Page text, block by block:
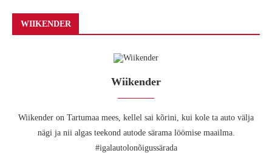
WIIKENDER
Wiikender
Wiikender on Tartumaa mees, kellel sai kõrini, kui kole ta auto välja
nägi ja nii algas teekond autode särama löömise maailma.
#igalautolonõigussärada